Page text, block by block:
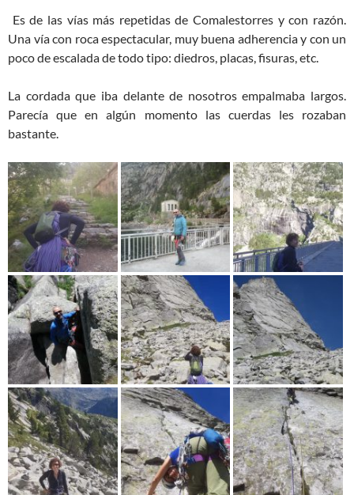
Es de las vías más repetidas de Comalestorres y con razón.
Una vía con roca espectacular, muy buena adherencia y con un
poco de escalada de todo tipo: diedros, placas, fisuras, etc.
La cordada que iba delante de nosotros empalmaba largos.
Parecía que en algún momento las cuerdas les rozaban
bastante.